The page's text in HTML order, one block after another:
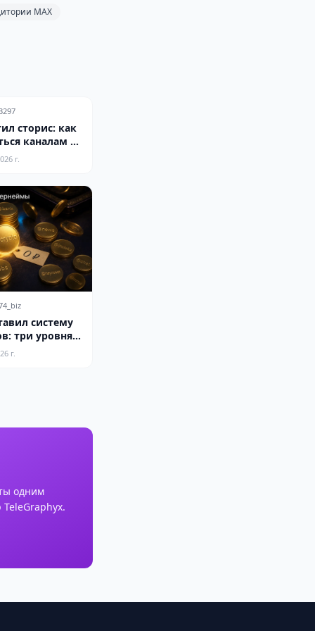
MAX
сторис: как
каналам к
г.
систему
три уровня
г.
одним
TeleGraphyx.